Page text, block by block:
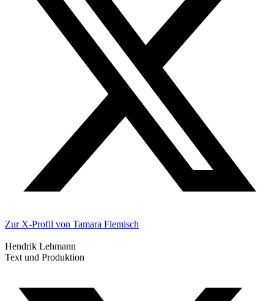
Zur X-Profil von Tamara Flemisch
Hendrik Lehmann
Text und Produktion